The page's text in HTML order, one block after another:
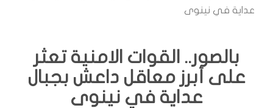
عداية في نينوى
بالصور.. القوات الامنية تعثر
على أبرز معاقل داعش بجبال
عداية في نينوى